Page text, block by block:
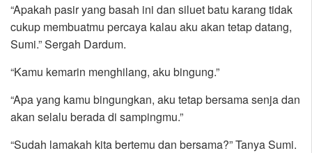
“Apakah pasir yang basah ini dan siluet batu karang tidak
cukup membuatmu percaya kalau aku akan tetap datang,
Sumi.” Sergah Dardum.
“Kamu kemarin menghilang, aku bingung.”
“Apa yang kamu bingungkan, aku tetap bersama senja dan
akan selalu berada di sampingmu.”
“Sudah lamakah kita bertemu dan bersama?” Tanya Sumi.